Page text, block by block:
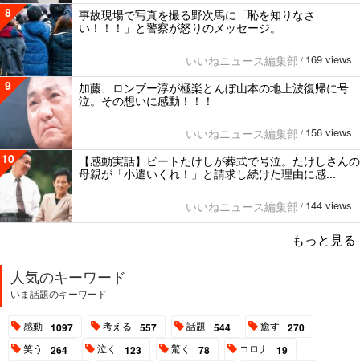
8
事故現場で写真を撮る野次馬に「恥を知りなさ
い！！！」と警察が怒りのメッセージ。
いいねニュース編集部 / 169 views
9
加藤、ロンブー淳が極楽とんぼ山本の地上波復帰に号
泣。その想いに感動！！！
いいねニュース編集部 / 156 views
10
【感動実話】ビートたけしが葬式で号泣。たけしさんの
母親が「小遣いくれ！」と請求し続けた理由に感...
いいねニュース編集部 / 144 views
もっと見る
人気のキーワード
いま話題のキーワード
感動 1097 考える 557 話題 544 癒す 270
笑う 264 泣く 123 驚く 78 コロナ 19